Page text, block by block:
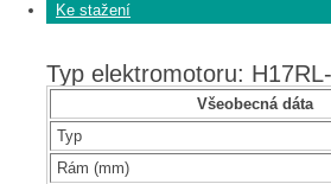
Ke stažení
Typ elektromotoru:
Všeobecná dáta
Typ
Rám (mm)